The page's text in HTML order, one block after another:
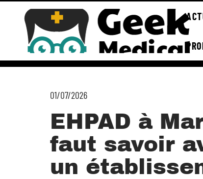
01/07/2026
EHPAD à
faut savoir
un